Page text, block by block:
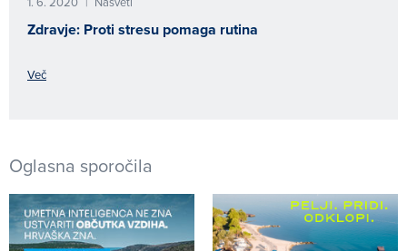
Zdravje: Proti stresu pomaga rutina
Več
Oglasna sporočila